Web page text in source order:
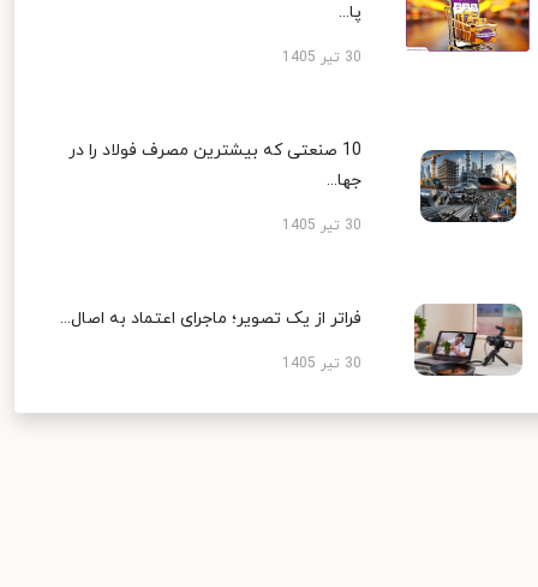
پا...
30 تیر 1405
10 صنعتی که بیشترین مصرف فولاد را در
جها...
30 تیر 1405
فراتر از یک تصویر؛ ماجرای اعتماد به اصال...
30 تیر 1405